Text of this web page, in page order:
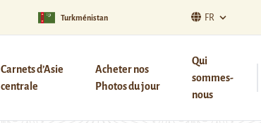
Turkménistan FR
Carnets d’Asie
centrale
Acheter nos
Photos du jour
Qui
sommes-
nous